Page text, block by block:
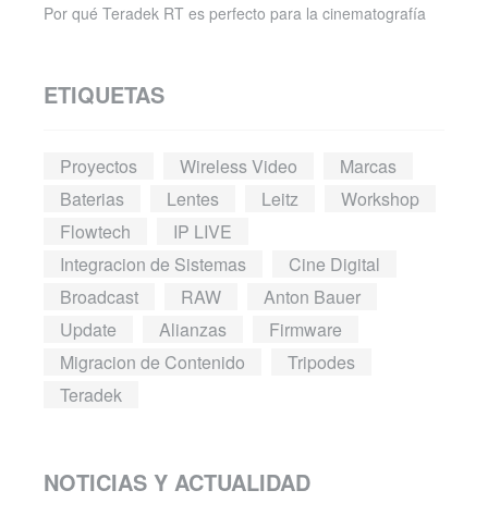
Por qué Teradek RT es perfecto para la cinematografía
ETIQUETAS
Proyectos Wireless Video
Marcas
Baterias
Lentes Leitz
Workshop
Flowtech
IP LIVE
Integracion de Sistemas
Cine Digital
Broadcast
RAW
Anton Bauer
Update
Alianzas
Firmware
Migracion de Contenido
Tripodes
Teradek
NOTICIAS Y ACTUALIDAD